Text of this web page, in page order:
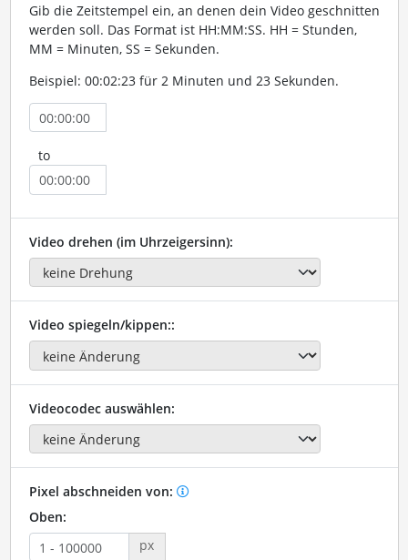
Gib die Zeitstempel ein, an denen dein Video geschnitten
werden soll. Das Format ist HH:MM:SS. HH = Stunden,
MM = Minuten, SS = Sekunden.
Beispiel: 00:02:23 für 2 Minuten und 23 Sekunden.
to
Video drehen (im Uhrzeigersinn):
Video spiegeln/kippen::
Videocodec auswählen:
Pixel abschneiden von:
Oben:
px